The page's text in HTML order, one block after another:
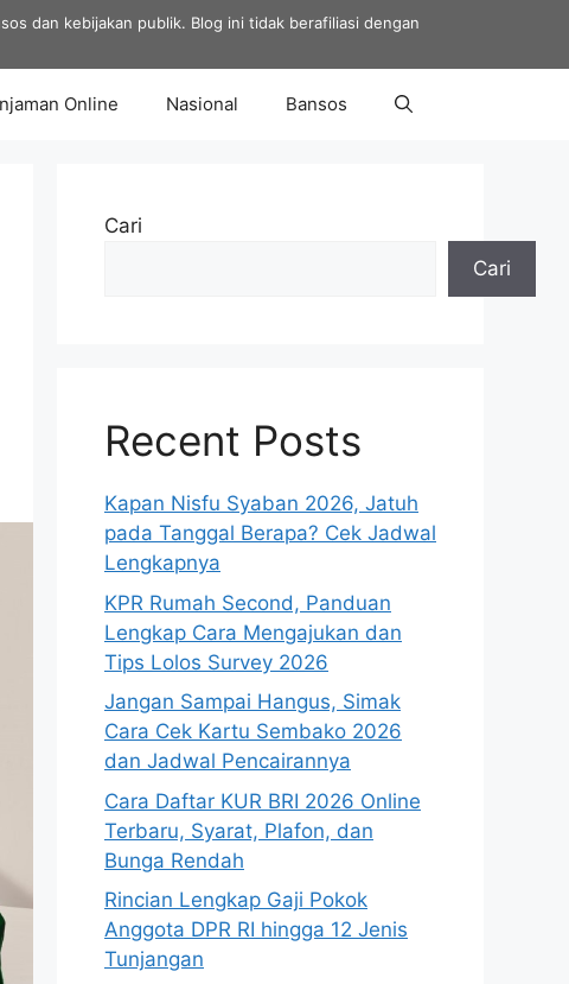
dan kebijakan publik. Blog ini tidak berafiliasi dengan
Online Nasional Bansos
Cari
Cari
Recent Posts
Kapan Nisfu Syaban 2026, Jatuh
pada Tanggal Berapa? Cek Jadwal
Lengkapnya
KPR Rumah Second, Panduan
Lengkap Cara Mengajukan dan
Tips Lolos Survey 2026
Jangan Sampai Hangus, Simak
Cara Cek Kartu Sembako 2026
dan Jadwal Pencairannya
Cara Daftar KUR BRI 2026 Online
Terbaru, Syarat, Plafon, dan
Bunga Rendah
Rincian Lengkap Gaji Pokok
Anggota DPR RI hingga 12 Jenis
Tunjangan